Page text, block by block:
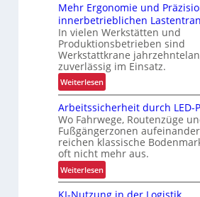
a
d
e
n
w
a
a
g
e
z
u
r
K
o
b
u
s
t
e
L
ö
s
u
n
g
f
ü
Mehr Ergonomie und
innerbetrieblichen
In vielen Werkstätten und
Produktionsbetrieben sind
Werkstattkrane
zuverlässig im Einsatz.
Weiterlesen:
M
e
h
r
E
r
g
Arbeitssicherheit durch LED-
Wo Fahrwege, Routenzüge
Fußgängerzonen
reichen klassische
oft nicht mehr aus.
Weiterlesen:
A